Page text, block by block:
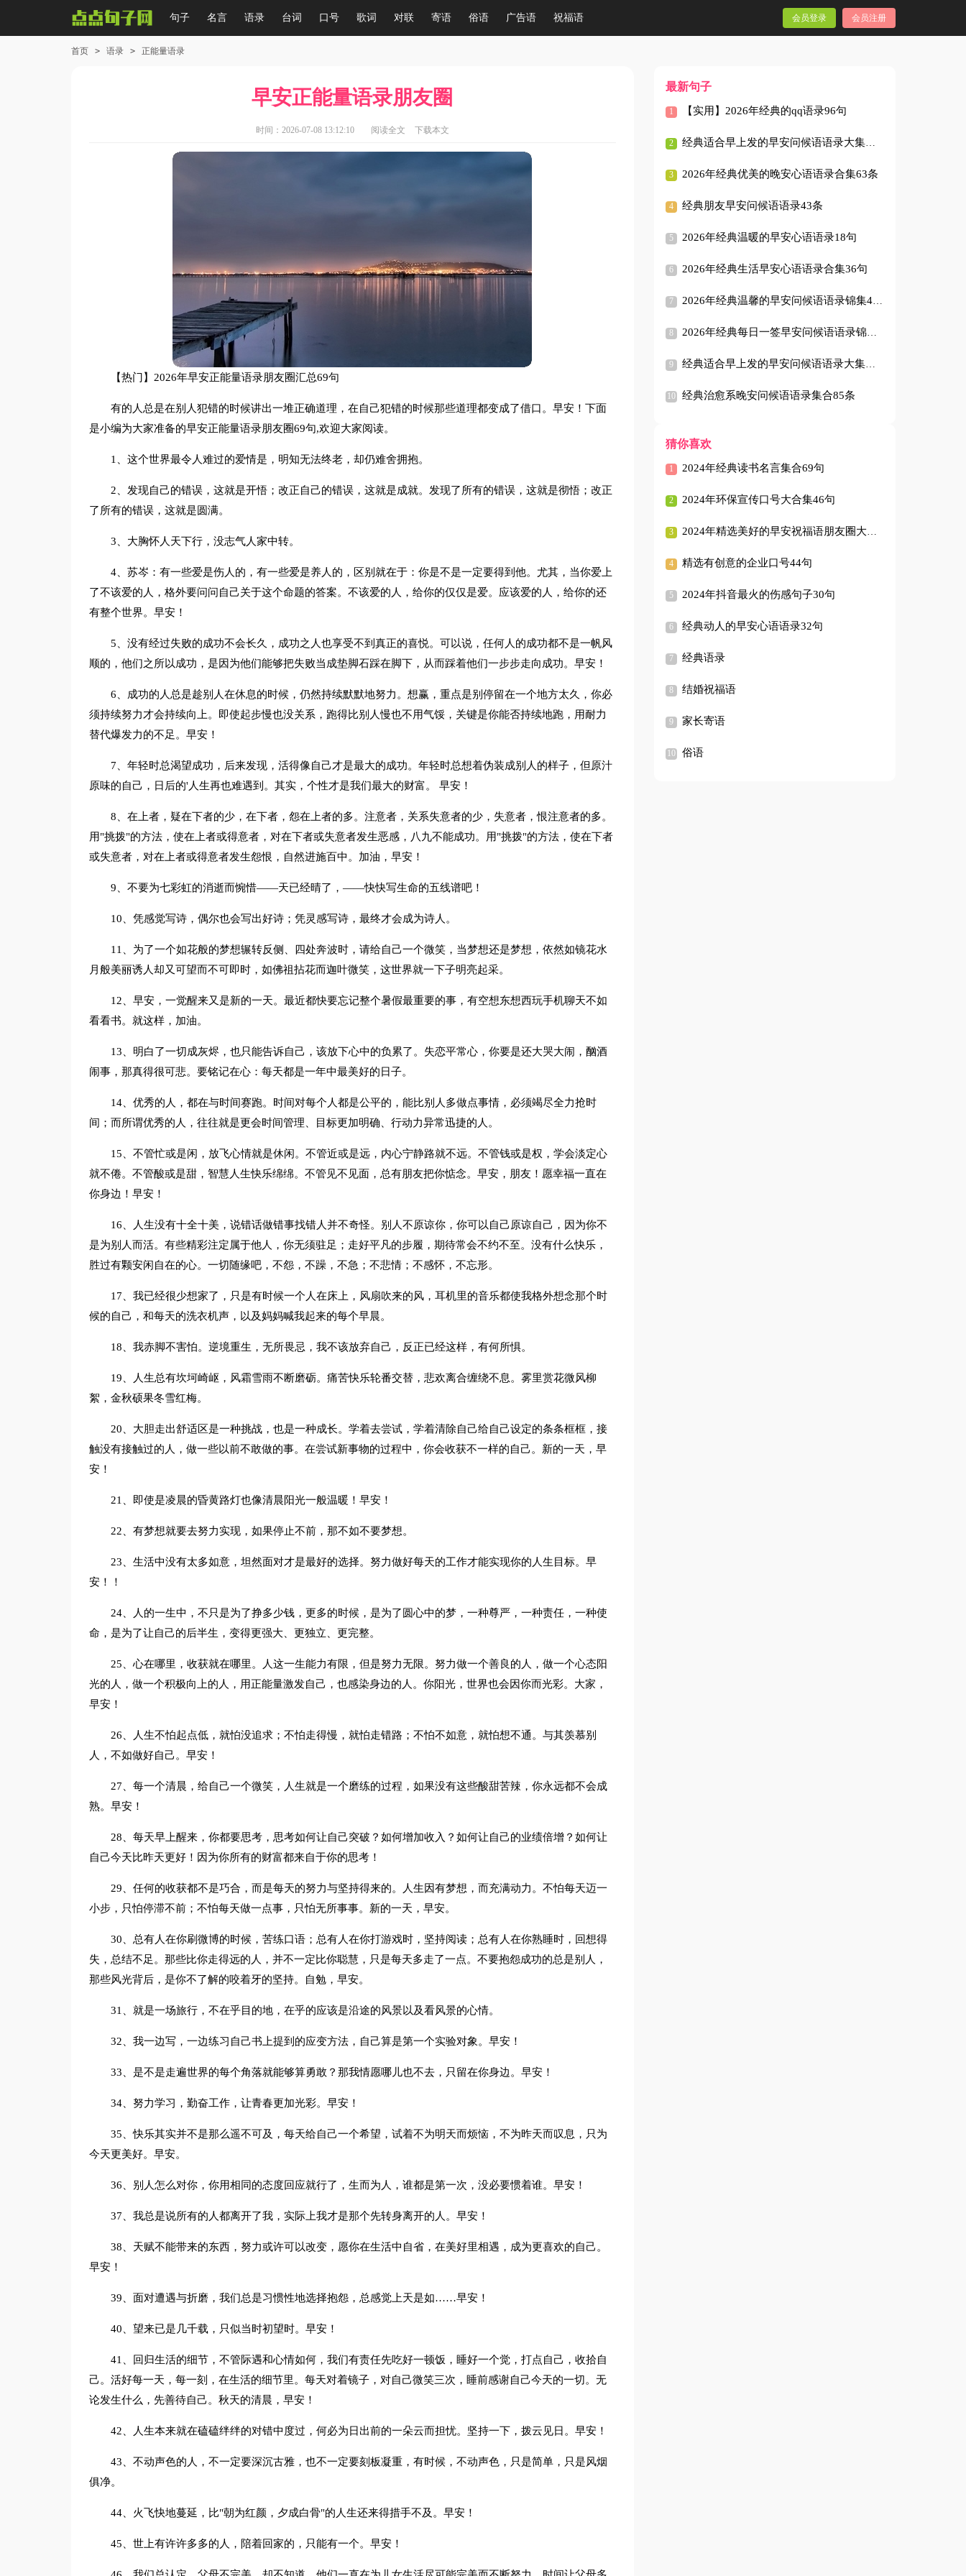
句子 名言 语录 台词 口号 歌词 对联 寄语 俗语 广告语 祝福语 会员登录 会员注册
首页 > 语录 > 正能量语录
早安正能量语录朋友圈
时间：2026-07-08 13:12:10 阅读全文 下载本文
【热门】2026年早安正能量语录朋友圈汇总69句
有的人总是在别人犯错的时候讲出一堆正确道理，在自己犯错的时候那些道理都变成了借口。早安！下面
是小编为大家准备的早安正能量语录朋友圈69句,欢迎大家阅读。
1、这个世界最令人难过的爱情是，明知无法终老，却仍难舍拥抱。
2、发现自己的错误，这就是开悟；改正自己的错误，这就是成就。发现了所有的错误，这就是彻悟；改正
了所有的错误，这就是圆满。
3、大胸怀人天下行，没志气人家中转。
4、苏岑：有一些爱是伤人的，有一些爱是养人的，区别就在于：你是不是一定要得到他。尤其，当你爱上
了不该爱的人，格外要问问自己关于这个命题的答案。不该爱的人，给你的仅仅是爱。应该爱的人，给你的还
有整个世界。早安！
5、没有经过失败的成功不会长久，成功之人也享受不到真正的喜悦。可以说，任何人的成功都不是一帆风
顺的，他们之所以成功，是因为他们能够把失败当成垫脚石踩在脚下，从而踩着他们一步步走向成功。早安！
6、成功的人总是趁别人在休息的时候，仍然持续默默地努力。想赢，重点是别停留在一个地方太久，你必
须持续努力才会持续向上。即使起步慢也没关系，跑得比别人慢也不用气馁，关键是你能否持续地跑，用耐力
替代爆发力的不足。早安！
7、年轻时总渴望成功，后来发现，活得像自己才是最大的成功。年轻时总想着伪装成别人的样子，但原汁
原味的自己，日后的'人生再也难遇到。其实，个性才是我们最大的财富。 早安！
8、在上者，疑在下者的少，在下者，怨在上者的多。注意者，关系失意者的少，失意者，恨注意者的多。
用"挑拨"的方法，使在上者或得意者，对在下者或失意者发生恶感，八九不能成功。用"挑拨"的方法，使在下者
或失意者，对在上者或得意者发生怨恨，自然进施百中。加油，早安！
9、不要为七彩虹的消逝而惋惜——天已经晴了，——快快写生命的五线谱吧！
10、凭感觉写诗，偶尔也会写出好诗；凭灵感写诗，最终才会成为诗人。
11、为了一个如花般的梦想辗转反侧、四处奔波时，请给自己一个微笑，当梦想还是梦想，依然如镜花水
月般美丽诱人却又可望而不可即时，如佛祖拈花而迦叶微笑，这世界就一下子明亮起采。
12、早安，一觉醒来又是新的一天。最近都快要忘记整个暑假最重要的事，有空想东想西玩手机聊天不如
看看书。就这样，加油。
13、明白了一切成灰烬，也只能告诉自己，该放下心中的负累了。失恋平常心，你要是还大哭大闹，酗酒
闹事，那真得很可悲。要铭记在心：每天都是一年中最美好的日子。
14、优秀的人，都在与时间赛跑。时间对每个人都是公平的，能比别人多做点事情，必须竭尽全力抢时
间；而所谓优秀的人，往往就是更会时间管理、目标更加明确、行动力异常迅捷的人。
15、不管忙或是闲，放飞心情就是休闲。不管近或是远，内心宁静路就不远。不管钱或是权，学会淡定心
就不倦。不管酸或是甜，智慧人生快乐绵绵。不管见不见面，总有朋友把你惦念。早安，朋友！愿幸福一直在
你身边！早安！
16、人生没有十全十美，说错话做错事找错人并不奇怪。别人不原谅你，你可以自己原谅自己，因为你不
是为别人而活。有些精彩注定属于他人，你无须驻足；走好平凡的步履，期待常会不约不至。没有什么快乐，
胜过有颗安闲自在的心。一切随缘吧，不怨，不躁，不急；不悲情；不感怀，不忘形。
17、我已经很少想家了，只是有时候一个人在床上，风扇吹来的风，耳机里的音乐都使我格外想念那个时
候的自己，和每天的洗衣机声，以及妈妈喊我起来的每个早晨。
18、我赤脚不害怕。逆境重生，无所畏忌，我不该放弃自己，反正已经这样，有何所惧。
19、人生总有坎坷崎岖，风霜雪雨不断磨砺。痛苦快乐轮番交替，悲欢离合缠绕不息。雾里赏花微风柳
絮，金秋硕果冬雪红梅。
20、大胆走出舒适区是一种挑战，也是一种成长。学着去尝试，学着清除自己给自己设定的条条框框，接
触没有接触过的人，做一些以前不敢做的事。在尝试新事物的过程中，你会收获不一样的自己。新的一天，早
安！
21、即使是凌晨的昏黄路灯也像清晨阳光一般温暖！早安！
22、有梦想就要去努力实现，如果停止不前，那不如不要梦想。
23、生活中没有太多如意，坦然面对才是最好的选择。努力做好每天的工作才能实现你的人生目标。早
安！！
24、人的一生中，不只是为了挣多少钱，更多的时候，是为了圆心中的梦，一种尊严，一种责任，一种使
命，是为了让自己的后半生，变得更强大、更独立、更完整。
25、心在哪里，收获就在哪里。人这一生能力有限，但是努力无限。努力做一个善良的人，做一个心态阳
光的人，做一个积极向上的人，用正能量激发自己，也感染身边的人。你阳光，世界也会因你而光彩。大家，
早安！
26、人生不怕起点低，就怕没追求；不怕走得慢，就怕走错路；不怕不如意，就怕想不通。与其羡慕别
人，不如做好自己。早安！
27、每一个清晨，给自己一个微笑，人生就是一个磨练的过程，如果没有这些酸甜苦辣，你永远都不会成
熟。早安！
28、每天早上醒来，你都要思考，思考如何让自己突破？如何增加收入？如何让自己的业绩倍增？如何让
自己今天比昨天更好！因为你所有的财富都来自于你的思考！
29、任何的收获都不是巧合，而是每天的努力与坚持得来的。人生因有梦想，而充满动力。不怕每天迈一
小步，只怕停滞不前；不怕每天做一点事，只怕无所事事。新的一天，早安。
30、总有人在你刷微博的时候，苦练口语；总有人在你打游戏时，坚持阅读；总有人在你熟睡时，回想得
失，总结不足。那些比你走得远的人，并不一定比你聪慧，只是每天多走了一点。不要抱怨成功的总是别人，
那些风光背后，是你不了解的咬着牙的坚持。自勉，早安。
31、就是一场旅行，不在乎目的地，在乎的应该是沿途的风景以及看风景的心情。
32、我一边写，一边练习自己书上提到的应变方法，自己算是第一个实验对象。早安！
33、是不是走遍世界的每个角落就能够算勇敢？那我情愿哪儿也不去，只留在你身边。早安！
34、努力学习，勤奋工作，让青春更加光彩。早安！
35、快乐其实并不是那么遥不可及，每天给自己一个希望，试着不为明天而烦恼，不为昨天而叹息，只为
今天更美好。早安。
36、别人怎么对你，你用相同的态度回应就行了，生而为人，谁都是第一次，没必要惯着谁。早安！
37、我总是说所有的人都离开了我，实际上我才是那个先转身离开的人。早安！
38、天赋不能带来的东西，努力或许可以改变，愿你在生活中自省，在美好里相遇，成为更喜欢的自己。
早安！
39、面对遭遇与折磨，我们总是习惯性地选择抱怨，总感觉上天是如……早安！
40、望来已是几千载，只似当时初望时。早安！
41、回归生活的细节，不管际遇和心情如何，我们有责任先吃好一顿饭，睡好一个觉，打点自己，收拾自
己。活好每一天，每一刻，在生活的细节里。每天对着镜子，对自己微笑三次，睡前感谢自己今天的一切。无
论发生什么，先善待自己。秋天的清晨，早安！
42、人生本来就在磕磕绊绊的对错中度过，何必为日出前的一朵云而担忧。坚持一下，拨云见日。早安！
43、不动声色的人，不一定要深沉古雅，也不一定要刻板凝重，有时候，不动声色，只是简单，只是风烟
俱净。
44、火飞快地蔓延，比"朝为红颜，夕成白骨"的人生还来得措手不及。早安！
45、世上有许许多多的人，陪着回家的，只能有一个。早安！
最新句子
【实用】2026年经典的qq语录96句
经典适合早上发的早安问候语语录大集合43条
2026年经典优美的晚安心语语录合集63条
经典朋友早安问候语语录43条
2026年经典温暖的早安心语语录18句
2026年经典生活早安心语语录合集36句
2026年经典温馨的早安问候语语录锦集45句
2026年经典每日一签早安问候语语录锦集29条
经典适合早上发的早安问候语语录大集合66句
经典治愈系晚安问候语语录集合85条
猜你喜欢
2024年经典读书名言集合69句
2024年环保宣传口号大合集46句
2024年精选美好的早安祝福语朋友圈大合集59句
精选有创意的企业口号44句
2024年抖音最火的伤感句子30句
经典动人的早安心语语录32句
经典语录
结婚祝福语
家长寄语
俗语